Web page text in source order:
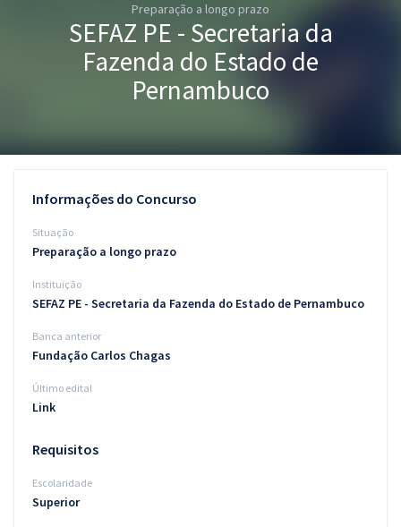
Graduação
Blog
Aprovados
Atendimento
Preparação a longo prazo
SEFAZ PE - Secretaria da
Fazenda do Estado de
Pernambuco
Informações do Concurso
Situação
Preparação a longo prazo
Instituição
SEFAZ PE - Secretaria da Fazenda do Estado de Pernambuco
Banca anterior
Fundação Carlos Chagas
Último edital
Link
Requisitos
Escolaridade
Superior